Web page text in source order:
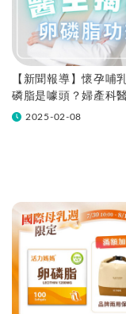
【新聞報導】懷孕哺
磷脂是噱頭？婦產科
卵磷脂功效
2025-02-08